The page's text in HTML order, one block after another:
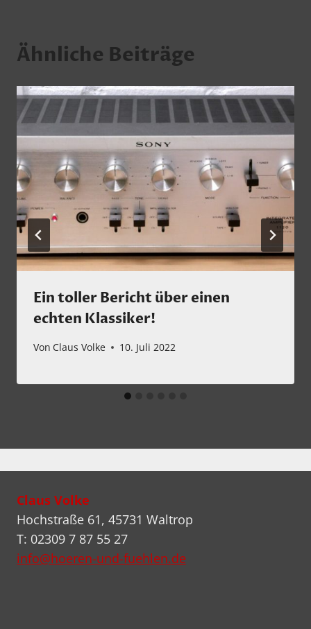
Ähnliche Beiträge
Ein toller Bericht über einen
echten Klassiker!
Von Claus Volke 10. Juli 2022
Claus Volke
Hochstraße 61, 45731 Waltrop
T: 02309 7 87 55 27
info@hoeren-und-fuehlen.de